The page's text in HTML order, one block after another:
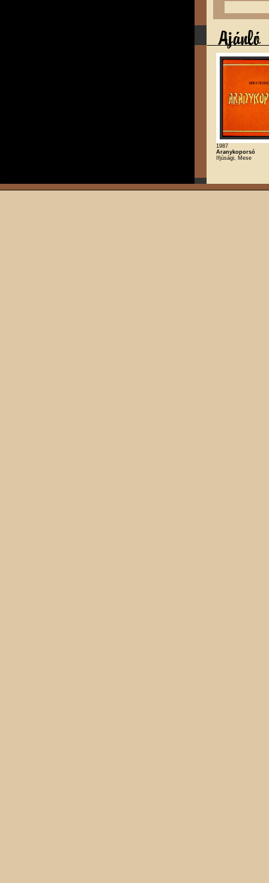
1987
Aranykoporsó
Ifjúsági, Mese